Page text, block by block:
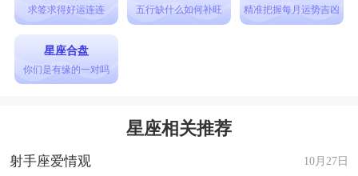
求签求得好运连连 五行缺什么如何补旺 精准把握每月运势吉凶
星座合盘
你们是有缘的一对吗
星座相关推荐
10月27日
射手座爱情观